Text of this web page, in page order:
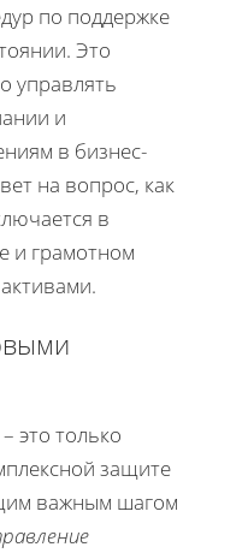
по поддержке
Это
управлять
и
в бизнес-
на вопрос, как
в
и грамотном
это только
защите
важным шагом